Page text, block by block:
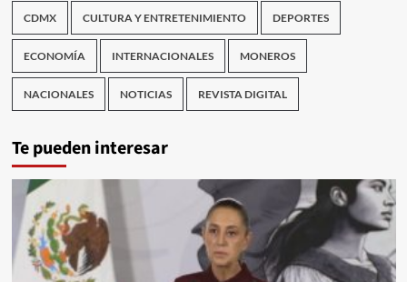
CDMX CULTURA Y ENTRETENIMIENTO DEPORTES
ECONOMÍA INTERNACIONALES MONEROS
NACIONALES NOTICIAS REVISTA DIGITAL
Te pueden interesar